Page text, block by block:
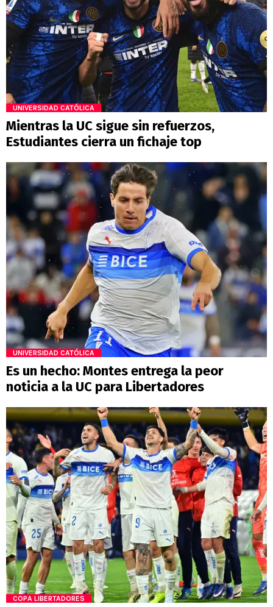
UNIVERSIDAD CATÓLICA
Mientras la UC sigue sin refuerzos,
Estudiantes cierra un fichaje top
UNIVERSIDAD CATÓLICA
Es un hecho: Montes entrega la peor
noticia a la UC para Libertadores
COPA LIBERTADORES